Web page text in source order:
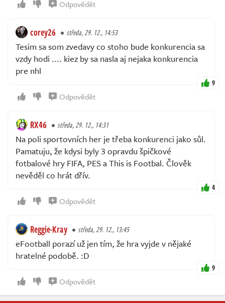
Odpovědět
corey26 středa, 29. 12., 14:53
Tesim sa som zvedavy co stoho bude konkurencia sa
vzdy hodi .... kiez by sa nasla aj nejaka konkurencia
pre nhl
9
Odpovědět
RX46 středa, 29. 12., 14:31
Na poli sportovních her je třeba konkurenci jako sůl.
Pamatuju, že kdysi byly 3 opravdu špičkové
fotbalové hry FIFA, PES a This is Footbal. Člověk
nevěděl co hrát dřív.
4
Odpovědět
Reggie-Kray středa, 29. 12., 13:45
eFootball porazí už jen tím, že hra vyjde v nějaké
hratelné podobě. :D
9
Odpovědět